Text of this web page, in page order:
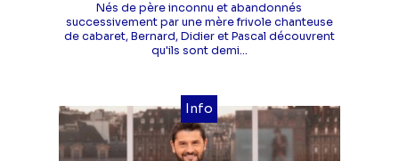
Nés de père inconnu et abandonnés
successivement par une mère frivole chanteuse
de cabaret, Bernard, Didier et Pascal découvrent
qu'ils sont demi...
Info